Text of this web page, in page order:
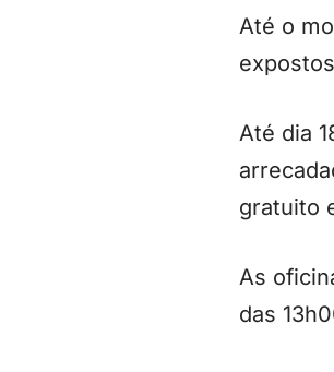
Até o
Até dia
gratuito
As
das